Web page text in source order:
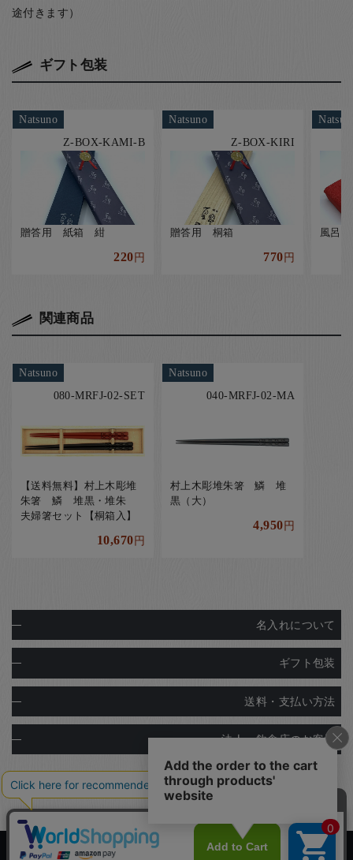
途付きます）
ギフト包装
Natsuno
Z-BOX-KAMI-B
贈答用 紙箱 紺
220円
Natsuno
Z-BOX-KIRI
贈答用 桐箱
770円
風呂
関連商品
Natsuno
080-MRFJ-02-SET
【送料無料】村上木彫堆
朱箸 鱗 堆黒・堆朱
夫婦箸セット【桐箱入】
10,670円
Natsuno
040-MRFJ-02-MA
村上木彫堆朱箸 鱗 堆
黒（大）
4,950円
名入れについて
ギフト包装
送料・支払い方法
法人・飲食店のお客様
Copyright© Ginza Natsuno Co.,Ltd.